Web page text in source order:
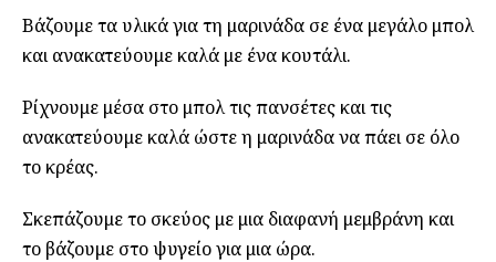
Βάζουμε τα υλικά για τη μαρινάδα σε ένα μεγάλο μπολ
και ανακατεύουμε καλά με ένα κουτάλι.
Ρίχνουμε μέσα στο μπολ τις πανσέτες και τις
ανακατεύουμε καλά ώστε η μαρινάδα να πάει σε όλο
το κρέας.
Σκεπάζουμε το σκεύος με μια διαφανή μεμβράνη και
το βάζουμε στο ψυγείο για μια ώρα.